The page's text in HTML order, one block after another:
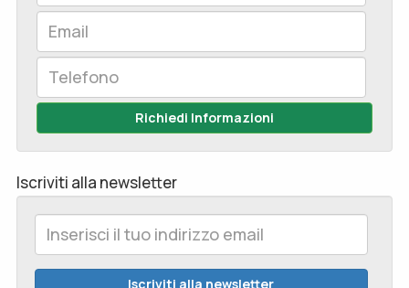
Richiedi Informazioni
Iscriviti alla newsletter